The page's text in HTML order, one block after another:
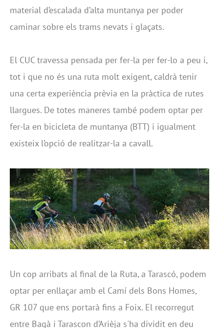
material d’escalada d’alta muntanya per poder
caminar sobre els trams nevats i glaçats.
El CUC travessa pensada per fer-la per fer-lo a peu i,
tot i que no és una ruta molt exigent, caldrà tenir
una certa experiència prèvia en la pràctica de rutes
llargues. De totes maneres també podem optar per
fer-la en bicicleta de muntanya (BTT) i igualment
existeix l’opció de realitzar-la a cavall.
Un cop arribats al final de la Ruta, a Tarascó, podem
optar per enllaçar amb el Camí dels Bons Homes,
GR 107 que ens portarà fins a Foix. El recorregut
entre Bagà i Tarascon d’Arièja s'ha dividit en deu